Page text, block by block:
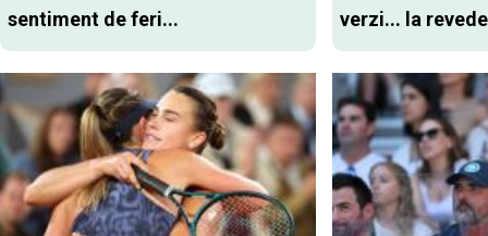
sentiment de feri...
verzi... la